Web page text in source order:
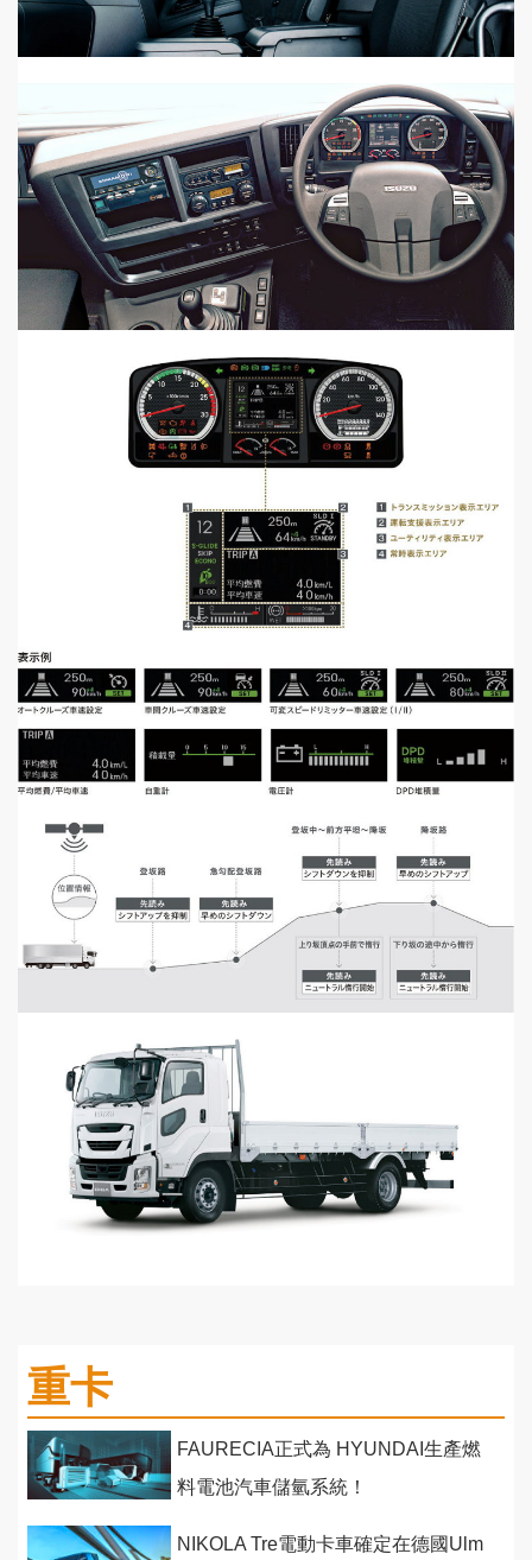
重卡
FAURECIA正式為 HYUNDAI生產燃
料電池汽車儲氫系統！
NIKOLA Tre電動卡車確定在德國Ulm